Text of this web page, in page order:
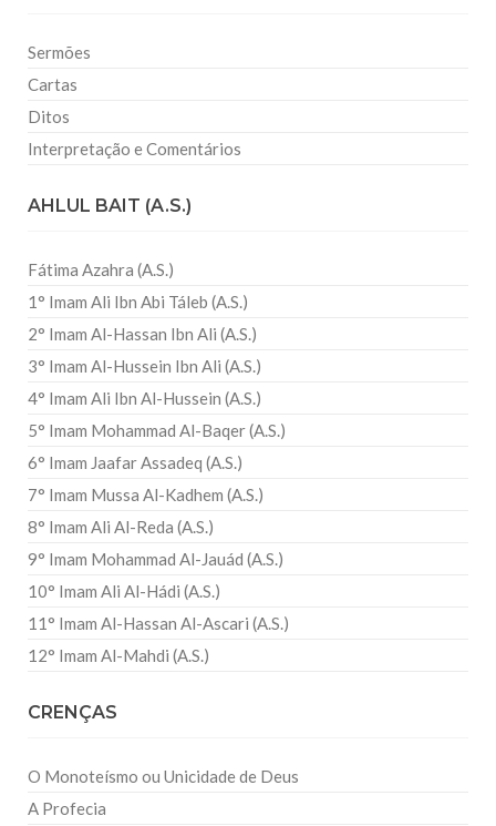
Sermões
Cartas
Ditos
Interpretação e Comentários
AHLUL BAIT (A.S.)
Fátima Azahra (A.S.)
1° Imam Ali Ibn Abi Táleb (A.S.)
2° Imam Al-Hassan Ibn Ali (A.S.)
3° Imam Al-Hussein Ibn Ali (A.S.)
4° Imam Ali Ibn Al-Hussein (A.S.)
5° Imam Mohammad Al-Baqer (A.S.)
6° Imam Jaafar Assadeq (A.S.)
7° Imam Mussa Al-Kadhem (A.S.)
8° Imam Ali Al-Reda (A.S.)
9° Imam Mohammad Al-Jauád (A.S.)
10° Imam Ali Al-Hádi (A.S.)
11° Imam Al-Hassan Al-Ascari (A.S.)
12° Imam Al-Mahdi (A.S.)
CRENÇAS
O Monoteísmo ou Unicidade de Deus
A Profecia